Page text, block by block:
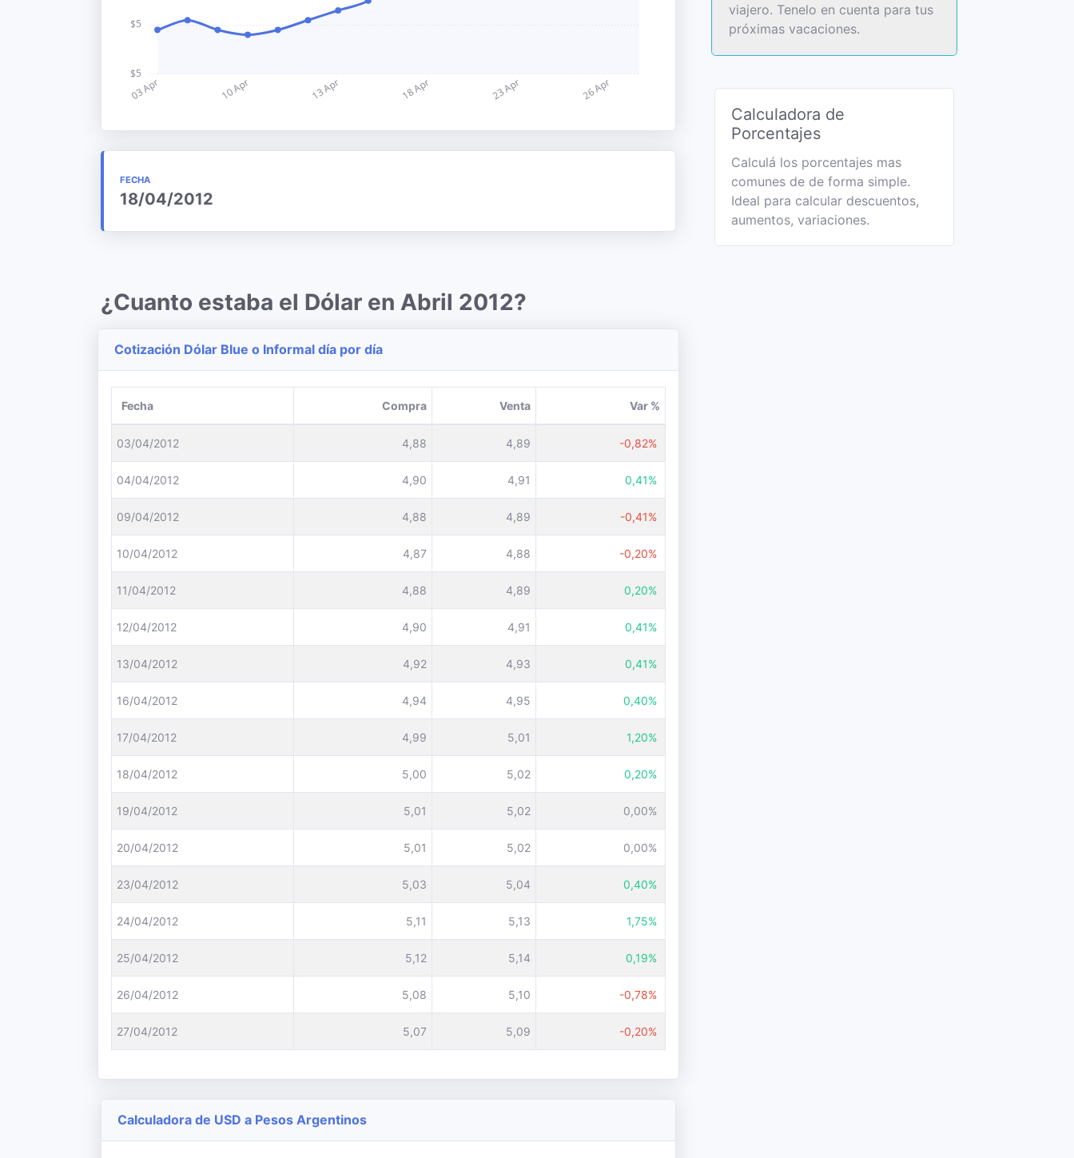
FECHA
18/04/2012
¿Cuanto estaba el Dólar en Abril 2012?
Cotización Dólar Blue o Informal día por día
Fecha Compra Venta Var %
03/04/2012 4,88 4,89 -0,82%
04/04/2012 4,90 4,91 0,41%
09/04/2012 4,88 4,89 -0,41%
10/04/2012 4,87 4,88 -0,20%
11/04/2012 4,88 4,89 0,20%
12/04/2012 4,90 4,91 0,41%
13/04/2012 4,92 4,93 0,41%
16/04/2012 4,94 4,95 0,40%
17/04/2012 4,99 5,01 1,20%
18/04/2012 5,00 5,02 0,20%
19/04/2012 5,01 5,02 0,00%
20/04/2012 5,01 5,02 0,00%
23/04/2012 5,03 5,04 0,40%
24/04/2012 5,11 5,13 1,75%
25/04/2012 5,12 5,14 0,19%
26/04/2012 5,08 5,10 -0,78%
27/04/2012 5,07 5,09 -0,20%
Calculadora de USD a Pesos Argentinos
viajero. Tenelo en cuenta para tus
próximas vacaciones.
Calculadora de
Porcentajes
Calculá los porcentajes mas
comunes de de forma simple.
Ideal para calcular descuentos,
aumentos, variaciones.